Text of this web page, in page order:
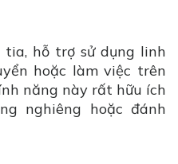
tia, hỗ trợ sử dụng linh
hoặc làm việc trên
năng này rất hữu ích
nghiêng hoặc đánh